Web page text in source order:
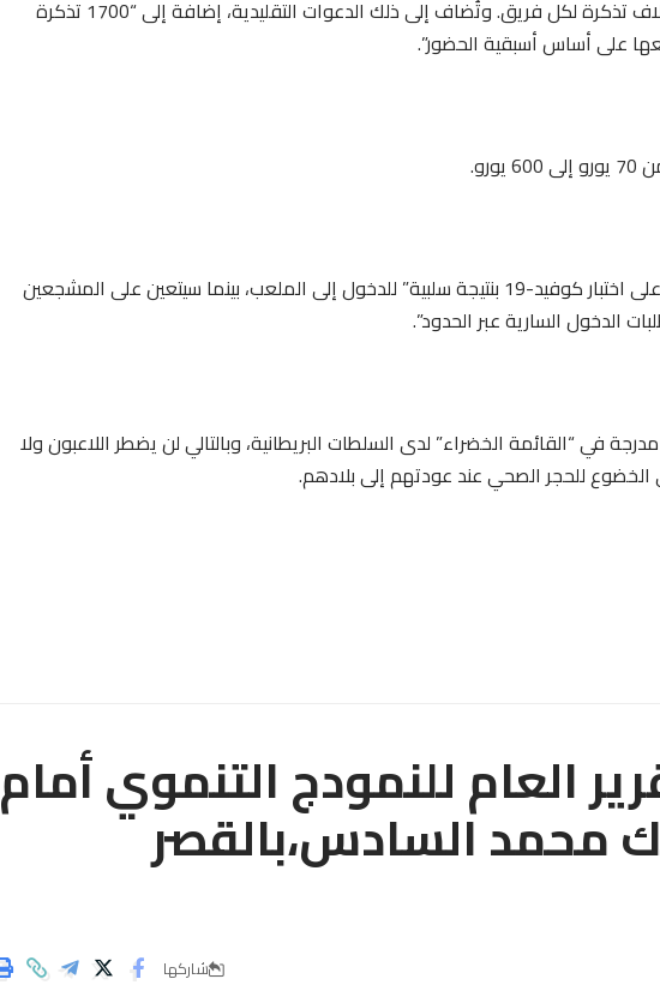
وكان “ويفا” قد خصص بالفعل ستة آلاف تذكرة لكل فريق. وتُضاف إلى ذلك الدعوات التقليدية، إضافة إلى “1700 تذكرة
على أساس أسبقية الحضور”.
وسيُطلب من المشجعين “تقديم دليل على اختبار كوفيد-19 بنتيجة سلبية” للدخول إلى الملعب، بينما سيتعين على المشجعين
الدخول السارية عبر الحدود”.
في “القائمة الخضراء” لدى السلطات البريطانية، وبالتالي لن يضطر اللاعبون ولا
للحجر الصحي عند عودتهم إلى بلادهم.
العام للنمودج التنموي أمام
محمد السادس،بالقصر
شاركها